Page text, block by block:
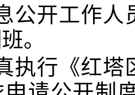
公开工作人
。
执行《红塔